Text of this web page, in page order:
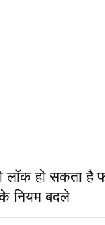
लॉक हो सकता है
नियम बदले